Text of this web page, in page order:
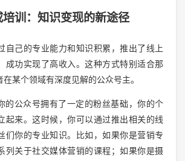
训：知识变现的新途径
自己的专业能力和知识积累，推出了线上
成功实现了高收入。这种方式特别适合那
某个领域有深度见解的公众号主。
的公众号拥有了一定的粉丝基础，你的个
起来。这时候，你可以通过推出相关的线
们你的专业知识。比如，如果你是营销专
列关于社交媒体营销的课程；如果你是摄